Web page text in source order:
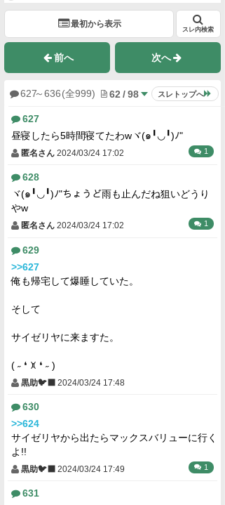
最初から表示
スレ内検索
前へ 次へ
627～636(全999) 62 / 98 スレトップへ
627
昼寝したら5時間寝てたわwヾ(๑╹◡╹)ﾉ"
匿名さん 2024/03/24 17:02 1
628
ヾ(๑╹◡╹)ﾉ"ちょうど雨も止んだね狙いどうり
やw
匿名さん 2024/03/24 17:02 1
629
>>627
俺も帰宅して爆睡していた。
そして
サイゼリヤに来ますた。
(⁠ ⁠˶⁠ ⁠❛⁠ ⁠ꁞ⁠ ⁠❛⁠ ⁠˶⁠ ⁠)
黒助🐦‍⬛ 2024/03/24 17:48
630
>>624
サイゼリヤから出たらマックスバリューに行く
よ!!
黒助🐦‍⬛ 2024/03/24 17:49 1
631